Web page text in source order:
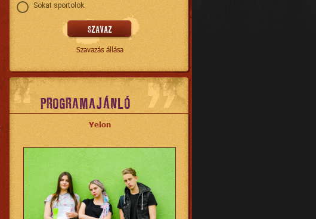
Sokat sportolok.
Szavazás állása
PROGRAMAJÁNLÓ
Yelon